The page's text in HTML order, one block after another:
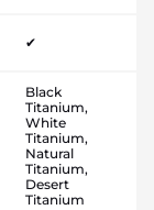
✔
Black
Titanium,
White
Titanium,
Natural
Titanium,
Desert
Titanium